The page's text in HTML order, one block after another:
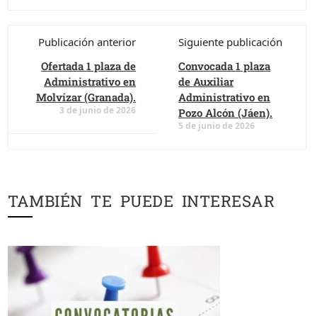
Publicación anterior
Ofertada 1 plaza de
Administrativo en
Molvízar (Granada).
3 de junio de 2026
Siguiente publicación
Convocada 1 plaza
de Auxiliar
Administrativo en
Pozo Alcón (Jáen).
5 de junio de 2026
TAMBIÉN TE PUEDE INTERESAR